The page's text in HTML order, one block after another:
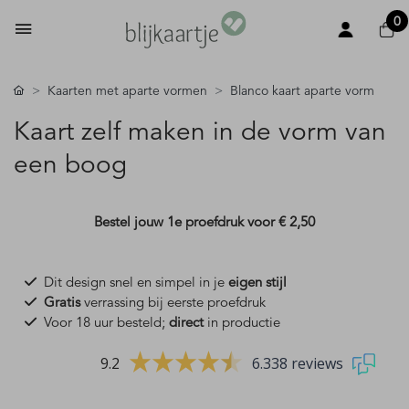
0
Kaarten met aparte vormen Blanco kaart aparte vorm
Kaart zelf maken in de vorm van
een boog
Bestel jouw 1e proefdruk voor€ 2,50
Dit design snel en simpel in je eigen stijl
Gratisverrassing bij eerste proefdruk
Voor 18 uur besteld; directin productie
9.2 6.338 reviews